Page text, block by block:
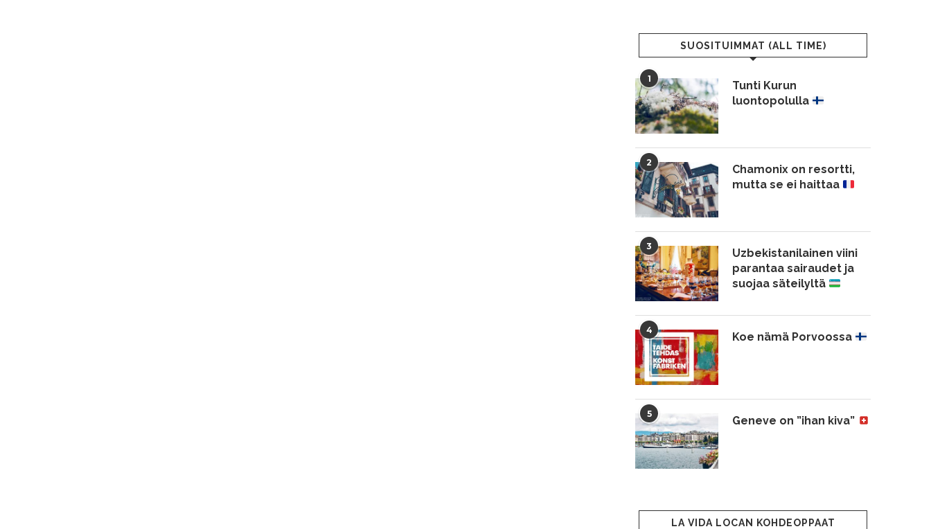
SUOSITUIMMAT (ALL TIME)
1
Tunti Kurun
luontopolulla
2
Chamonix on resortti,
mutta se ei haittaa
3
Uzbekistanilainen viini
parantaa sairaudet ja
suojaa säteilyltä
4
Koe nämä Porvoossa
5
Geneve on ”ihan kiva”
LA VIDA LOCAN KOHDEOPPAAT